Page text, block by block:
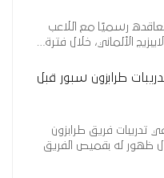
رسميًا مع اللاعب
الألماني، خلال فترة…
طرابزون سبور قبل
تدريبات فريق طرابزون
ظهور له بقميص الفريق